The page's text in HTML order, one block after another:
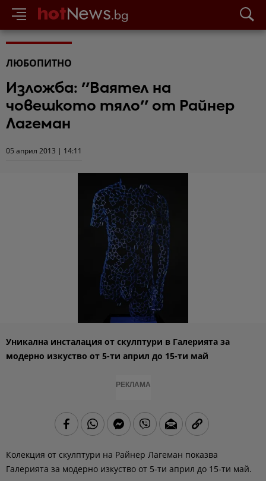
ЛЮБОПИТНО
Изложба: ''Ваятел на
човешкото тяло'' от Райнер
Лагеман
05 април 2013 | 14:11
Уникална инсталация от скулптури в Галерията за
модерно изкуство от 5-ти април до 15-ти май
РЕКЛАМА
Колекция от скулптури на Райнер Лагеман показва
Галерията за модерно изкуство от 5-ти април до 15-ти май.